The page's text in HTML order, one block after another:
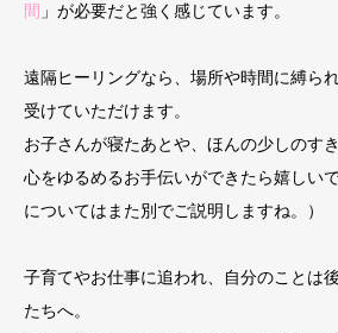
間 」が必要だと強く感じています。
遠隔ヒーリングなら、場所や時間に縛ら
受けていただけます。
お子さんが寝たあとや、ほんの少しのす
心をゆるめるお手伝いができたら嬉しい
についてはまた別でご説明しますね。）
子育てやお仕事に追われ、自分のことは
たちへ。